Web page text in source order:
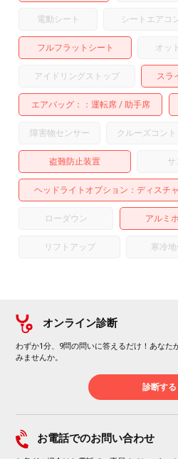
電動シート シートエアコ
フルフラットシート オッ
アイドリングストップ スラ
エアバッグ： 運転席 助手席
障害物センサー クルーズコン
盗難防止装置 サ
ヘッドライトオプション ディスチ
ローダウン アルミ
リフトアップ 寒冷
オンライン診断
わずか1分、9問の問いに答えるだけ！あなた
みませんか。
診断する
お電話でのお問い合わせ